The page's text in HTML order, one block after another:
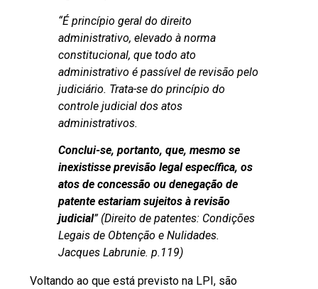
“É princípio geral do direito
administrativo, elevado à norma
constitucional, que todo ato
administrativo é passível de revisão pelo
judiciário. Trata-se do princípio do
controle judicial dos atos
administrativos.
Conclui-se, portanto, que, mesmo se
inexistisse previsão legal específica, os
atos de concessão ou denegação de
patente estariam sujeitos à revisão
judicial” (Direito de patentes: Condições
Legais de Obtenção e Nulidades.
Jacques Labrunie. p.119)
Voltando ao que está previsto na LPI, são